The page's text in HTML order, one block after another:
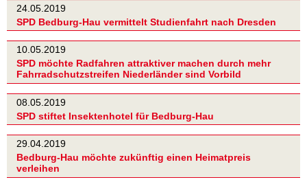
24.05.2019
SPD Bedburg-Hau vermittelt Studienfahrt nach Dresden
10.05.2019
SPD möchte Radfahren attraktiver machen durch mehr
Fahrradschutzstreifen Niederländer sind Vorbild
08.05.2019
SPD stiftet Insektenhotel für Bedburg-Hau
29.04.2019
Bedburg-Hau möchte zukünftig einen Heimatpreis
verleihen